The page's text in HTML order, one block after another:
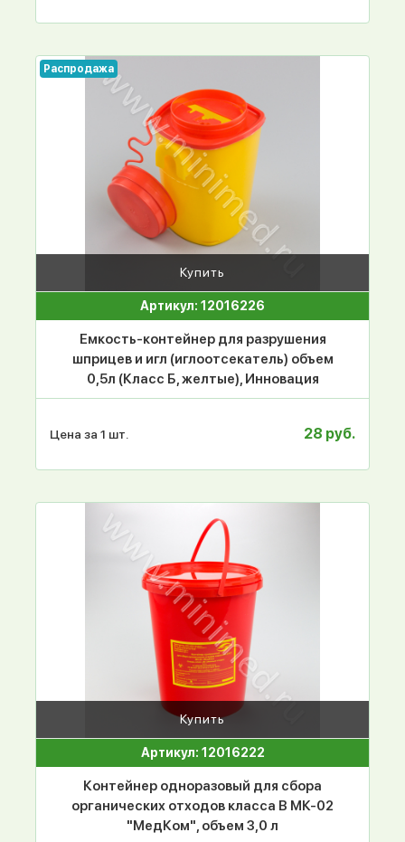
Распродажа
Купить
Артикул: 12016226
Емкость-контейнер для разрушения
шприцев и игл (иглоотсекатель) объем
0,5л (Класс Б, желтые), Инновация
Цена за 1 шт. 28 руб.
Купить
Артикул: 12016222
Контейнер одноразовый для сбора
органических отходов класса В МК-02
"МедКом", объем 3,0 л